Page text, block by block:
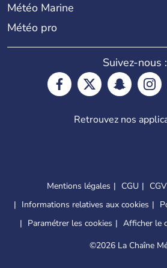
Météo Marine
Météo pro
Suivez-nous :
Retrouvez nos
Mentions légales CGU CGV
Informations relatives aux cookies
Paramétrer les cookies
Afficher le
©2026 La Chaîne